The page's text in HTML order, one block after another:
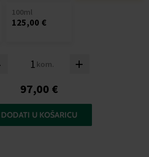
kom. +
100ml
125,00 €
97,00 €
DODATI U KOŠARICU